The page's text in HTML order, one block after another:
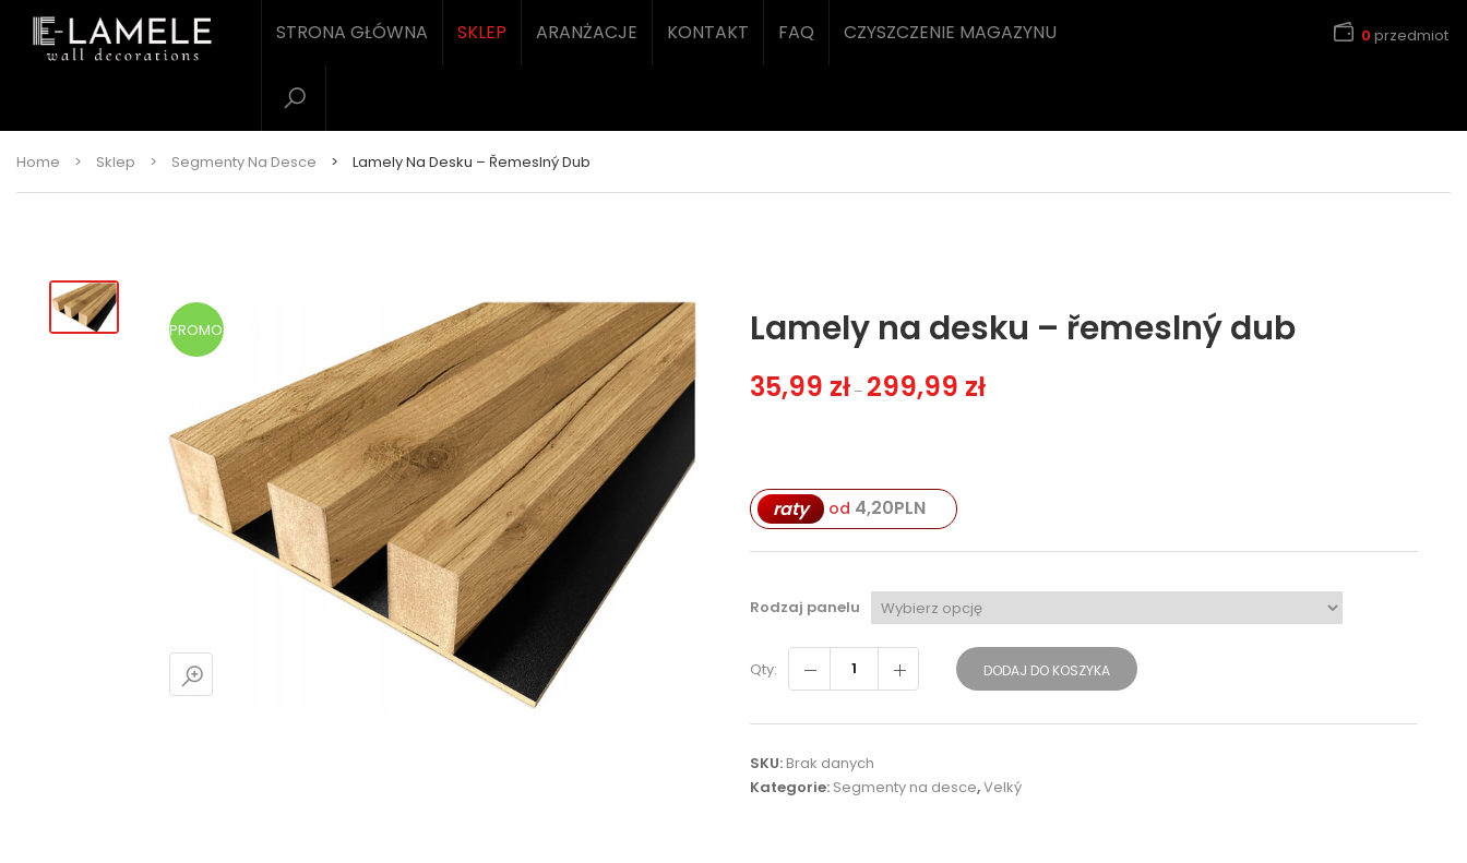
STRONA GŁÓWNA SKLEP ARANŻACJE KONTAKT FAQ CZYSZCZENIE MAGAZYNU 0 przedmiot
Home > Sklep > Segmenty Na Desce > Lamely Na Desku – Řemeslný Dub
PROMOCJA! Lamely na desku – řemeslný dub
35,99 zł – 299,99 zł
raty od 4,20PLN
Rodzaj panelu
Qty: DODAJ DO KOSZYKA
SKU: Brak danych
Kategorie: Segmenty na desce,Velký